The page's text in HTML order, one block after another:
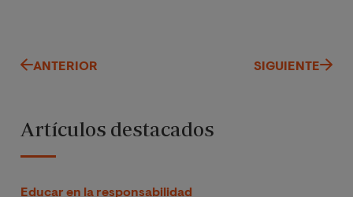
ANTERIOR SIGUIENTE
Artículos destacados
Educar en la responsabilidad